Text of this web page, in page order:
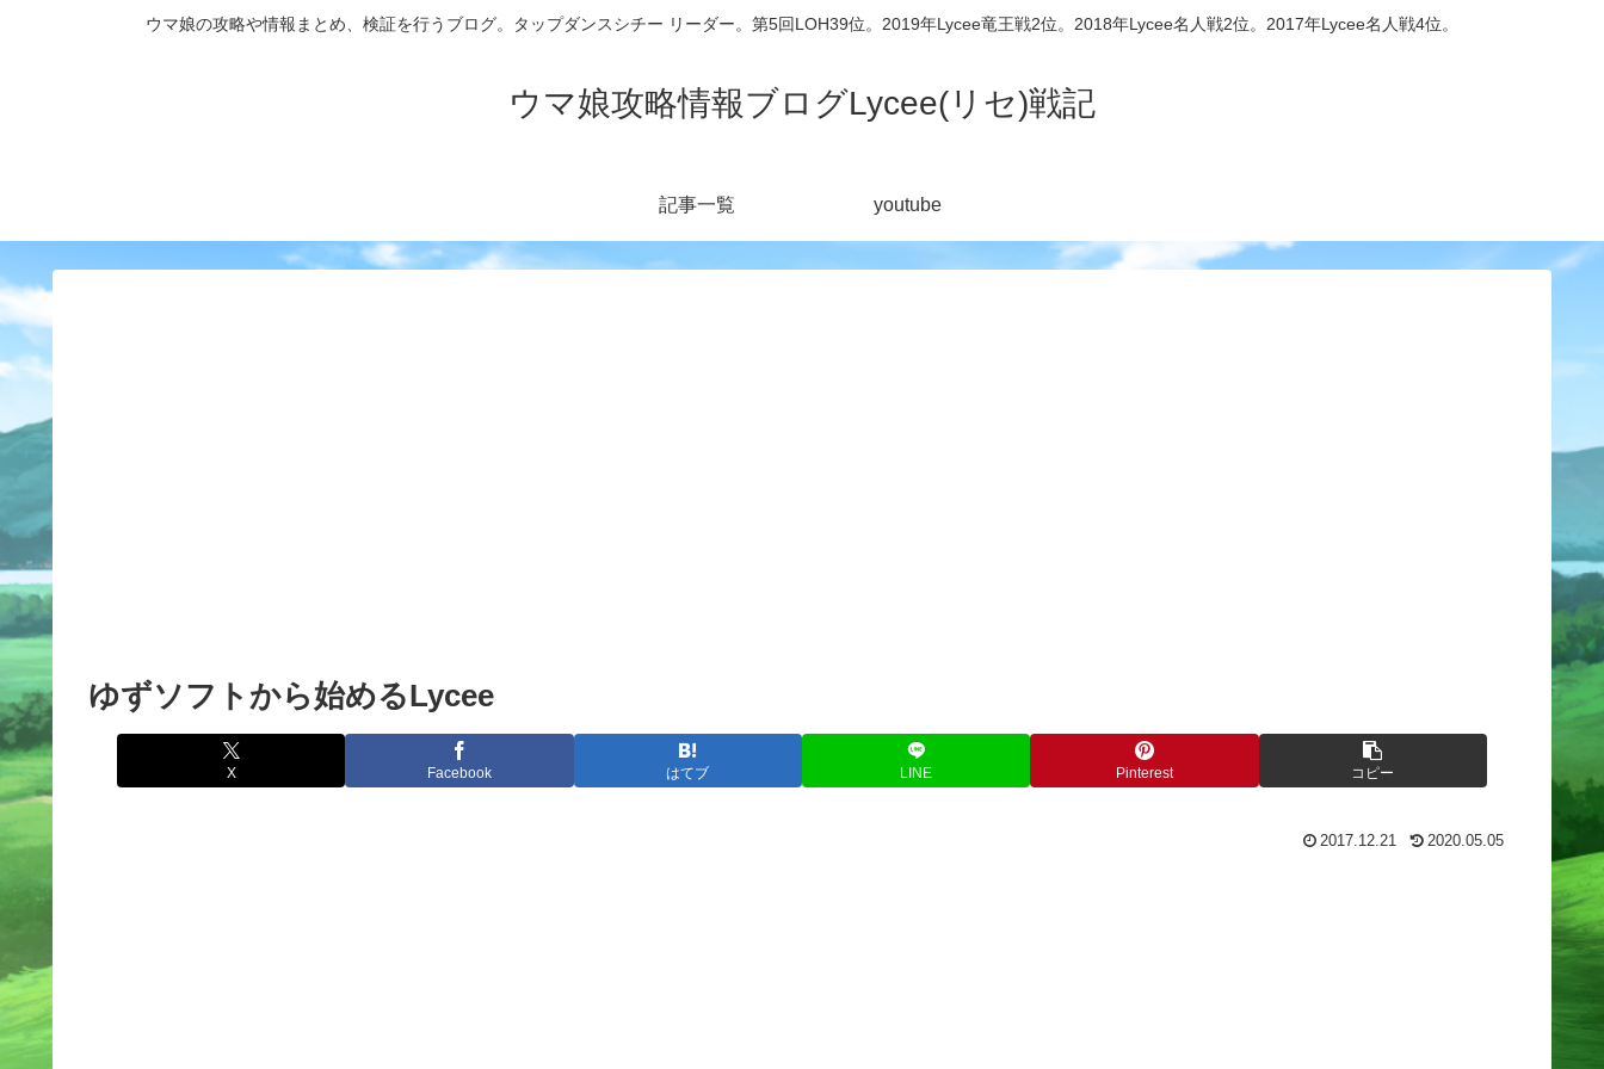
ウマ娘の攻略や情報まとめ、検証を行うブログ。タップダンスシチー リーダー。第5回LOH39位。2019年Lycee竜王戦2位。2018年Lycee名人戦2位。2017年Lycee名人戦4位。
ウマ娘攻略情報ブログLycee(リセ)戦記
記事一覧 youtube
ゆずソフトから始めるLycee
X Facebook はてブ LINE Pinterest コピー
2017.12.21 2020.05.05